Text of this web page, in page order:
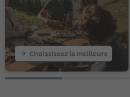
Choississez la meilleure